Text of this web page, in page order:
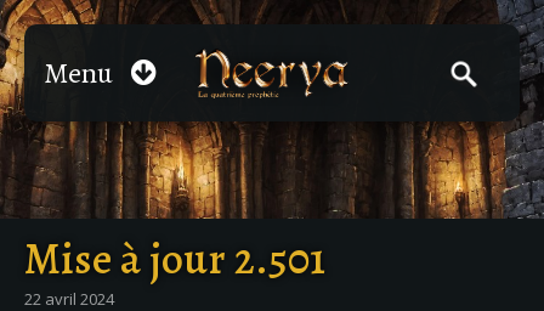
Menu
Mise à jour 2.501
22 avril 2024